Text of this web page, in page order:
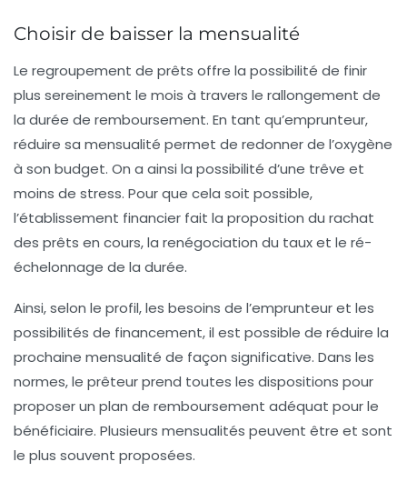
Choisir de baisser la mensualité
Le regroupement de prêts offre la possibilité de finir
plus sereinement le mois à travers le rallongement de
la durée de remboursement. En tant qu’emprunteur,
réduire sa mensualité permet de redonner de l’oxygène
à son budget. On a ainsi la possibilité d’une trêve et
moins de stress. Pour que cela soit possible,
l’établissement financier fait la proposition du rachat
des prêts en cours, la renégociation du taux et le ré-
échelonnage de la durée.
Ainsi, selon le profil, les besoins de l’emprunteur et les
possibilités de financement, il est possible de réduire la
prochaine mensualité de façon significative. Dans les
normes, le prêteur prend toutes les dispositions pour
proposer un plan de remboursement adéquat pour le
bénéficiaire. Plusieurs mensualités peuvent être et sont
le plus souvent proposées.